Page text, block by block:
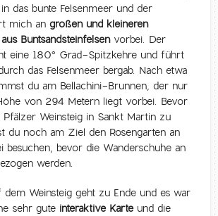
das bunte Felsenmeer und der
mich angroßen und kleineren
Buntsandsteinfelsenvorbei. Der
eine 180° Grad-Spitzkehre und führt
das Felsenmeer bergab. Nach etwa
du am Bellachini-Brunnen, der nur
von 294 Metern liegt vorbei. Bevor
Pfälzer Weinsteig in Sankt Martin zu
du noch am Ziel den Rosengarten an
besuchen, bevor die Wanderschuhe an
werden.
dem Weinsteig geht zu Ende und es war
sehr gute interaktive Karteund die